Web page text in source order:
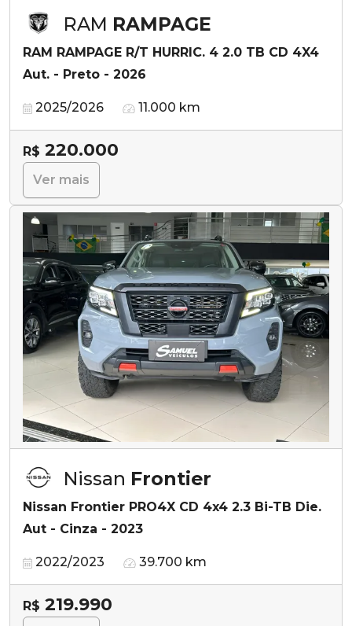
RAM RAMPAGE
RAM RAMPAGE R/T HURRIC. 4 2.0 TB CD 4X4
Aut. - Preto - 2026
2025/2026 11.000 km
R$ 220.000
Ver mais
Nissan Frontier
Nissan Frontier PRO4X CD 4x4 2.3 Bi-TB Die.
Aut - Cinza - 2023
2022/2023 39.700 km
R$ 219.990